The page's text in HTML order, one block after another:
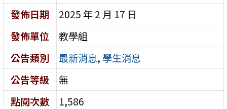
發佈日期
2025 年 2 月 17 日
發佈單位
教學組
公告類別
最新消息, 學生消息
公告等級
無
點閱次數
1,586